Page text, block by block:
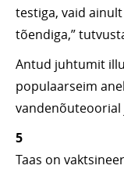
testiga, vaid
tõendiga,”
Antud juhtumit
populaarseim
vandenõuteoorial
5
Taas on